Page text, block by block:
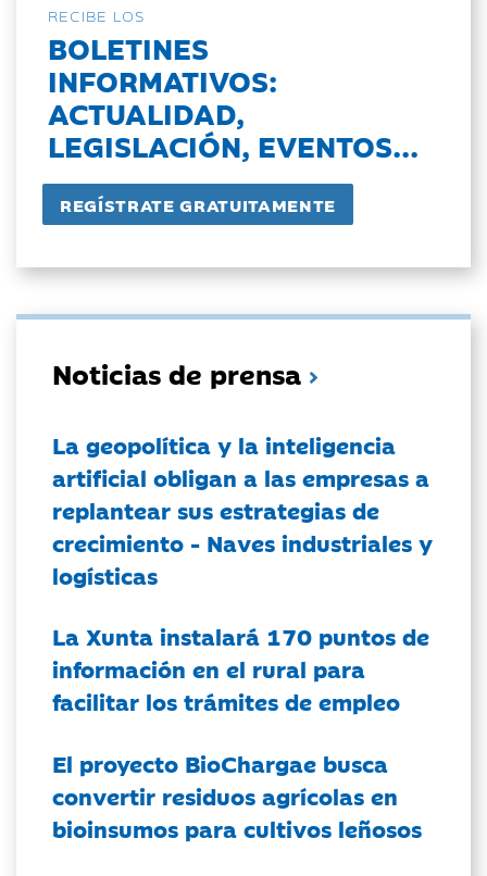
RECIBE LOS
BOLETINES
INFORMATIVOS:
ACTUALIDAD,
LEGISLACIÓN, EVENTOS...
Noticias de prensa
La geopolítica y la inteligencia
artificial obligan a las empresas a
replantear sus estrategias de
crecimiento - Naves industriales y
logísticas
La Xunta instalará 170 puntos de
información en el rural para
facilitar los trámites de empleo
El proyecto BioChargae busca
convertir residuos agrícolas en
bioinsumos para cultivos leñosos